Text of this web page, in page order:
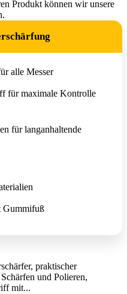
Produkt können wir unsere
alle Messer
für maximale Kontrolle
für langanhaltende
Gummifuß
praktischer
und Polieren,
mit...